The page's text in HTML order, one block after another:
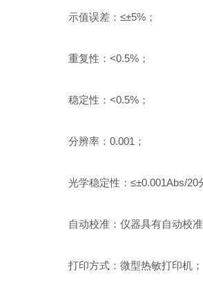
示值误差：≤±5%；
重复性：<0.5%；
稳定性：<0.5%；
分辨率：0.001；
光学稳定性：≤±0.001Abs/20
自动校准：仪器具有自动校准
打印方式：微型热敏打印机；